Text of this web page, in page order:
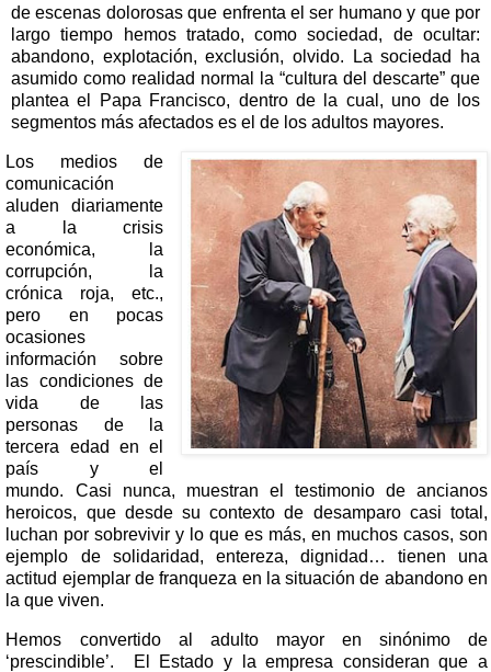
de escenas dolorosas que enfrenta el ser humano y que por
largo tiempo hemos tratado, como sociedad, de ocultar:
abandono, explotación, exclusión, olvido. La sociedad ha
asumido como realidad normal la “cultura del descarte” que
plantea el Papa Francisco, dentro de la cual, uno de los
segmentos más afectados es el de los adultos mayores.
Los medios de
comunicación
aluden diariamente
a la crisis
económica, la
corrupción, la
crónica roja, etc.,
pero en pocas
ocasiones
información sobre
las condiciones de
vida de las
personas de la
tercera edad en el
país y el
mundo. Casi nunca, muestran el testimonio de ancianos
heroicos, que desde su contexto de desamparo casi total,
luchan por sobrevivir y lo que es más, en muchos casos, son
ejemplo de solidaridad, entereza, dignidad… tienen una
actitud ejemplar de franqueza en la situación de abandono en
la que viven.
Hemos convertido al adulto mayor en sinónimo de
‘prescindible’.
El Estado y la empresa consideran que a